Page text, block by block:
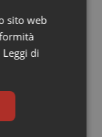
e di
ASL, senza
i cittadini”.
che hanno
di definire a
sito web
Leggi di